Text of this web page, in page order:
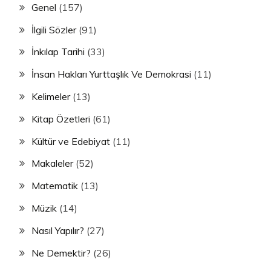
Genel (157)
İlgili Sözler(91)
İnkılap Tarihi (33)
İnsan Hakları Yurttaşlık Ve Demokrasi (11)
Kelimeler(13)
Kitap Özetleri (61)
Kültür ve Edebiyat (11)
Makaleler(52)
Matematik (13)
Müzik (14)
Nasıl Yapılır? (27)
Ne Demektir? (26)